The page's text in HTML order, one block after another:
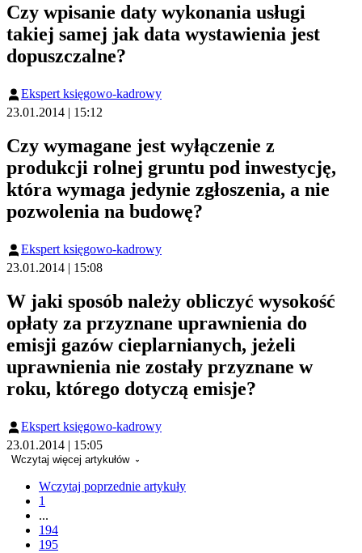
Czy wpisanie daty wykonania usługi
takiej samej jak data wystawienia jest
dopuszczalne?
Ekspert księgowo-kadrowy
23.01.2014 | 15:12
Czy wymagane jest wyłączenie z
produkcji rolnej gruntu pod inwestycję,
która wymaga jedynie zgłoszenia, a nie
pozwolenia na budowę?
Ekspert księgowo-kadrowy
23.01.2014 | 15:08
W jaki sposób należy obliczyć wysokość
opłaty za przyznane uprawnienia do
emisji gazów cieplarnianych, jeżeli
uprawnienia nie zostały przyznane w
roku, którego dotyczą emisje?
Ekspert księgowo-kadrowy
23.01.2014 | 15:05
Wczytaj więcej artykułów
Wczytaj poprzednie artykuły
1
...
194
195